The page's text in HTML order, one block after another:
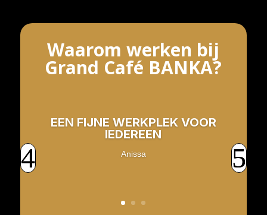
Waarom werken bij
Grand Café BANKA?
EEN FIJNE WERKPLEK VOOR
IEDEREEN
Anissa